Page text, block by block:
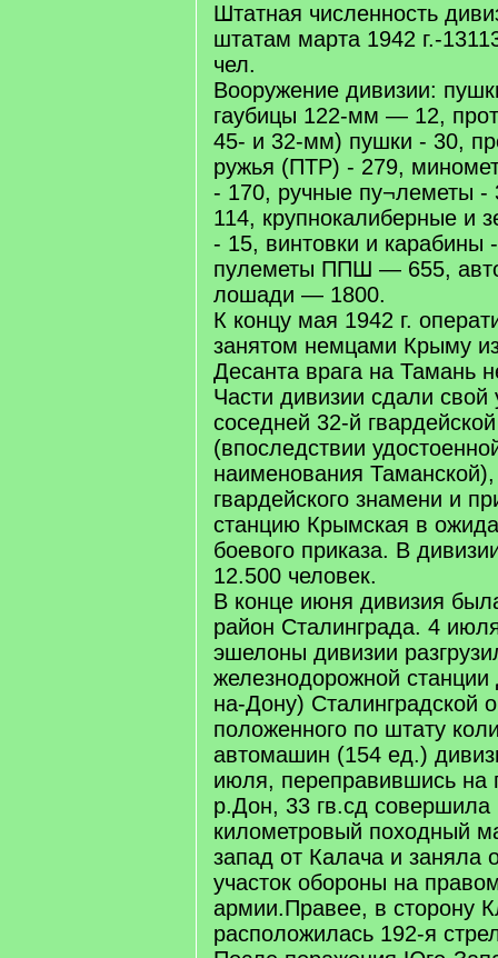
Штатная численность
штатам марта 1942 г.-
чел.
Вооружение дивизии:
гаубицы 122-мм — 12,
45- и 32-мм) пушки - 30,
ружья (ПТР) - 279,
- 170, ручные пу¬леметы -
114, крупнокалиберные и
- 15, винтовки и карабины
пулеметы ППШ — 655,
лошади — 1800.
К концу мая 1942 г.
занятом немцами Крыму
Десанта врага на Тамань
Части дивизии сдали свой
соседней 32-й
(впоследствии
наименования
гвардейского знамени и
станцию Крымская в
боевого приказа. В
12.500 человек.
В конце июня дивизия
район Сталинграда. 4
эшелоны дивизии
железнодорожной станции
на-Дону) Сталинградской
положенного по штату
автомашин (154 ед.)
июля, переправившись на
р.Дон, 33 гв.сд совершила
километровый походный
запад от Калача и заняла
участок обороны на
армии.Правее, в сторону
расположилась 192-я